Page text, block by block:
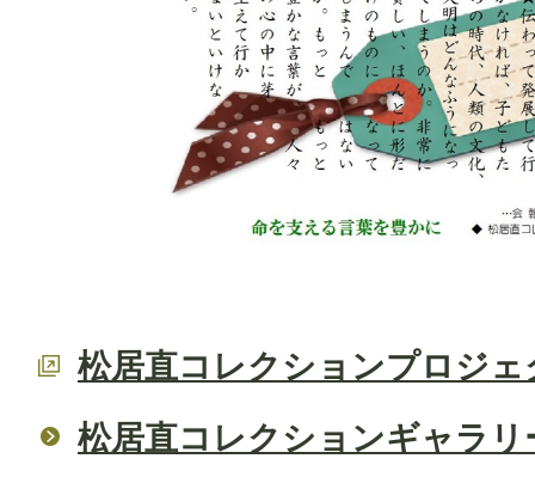
松居直コレクションプロジェ
松居直コレクションギャラリ